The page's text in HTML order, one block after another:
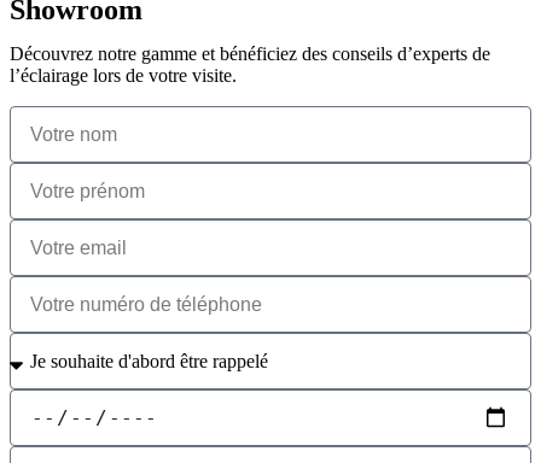
Showroom
Découvrez notre gamme et bénéficiez des conseils d’experts de
l’éclairage lors de votre visite.